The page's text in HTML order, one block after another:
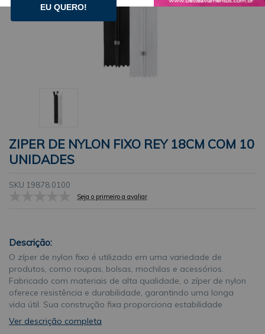
ZIPER DE NYLON FIXO REY 18CM COM 10
UNIDADES
SKU 19878.0100
Seja o primeiro a avaliar
Descrição:
O zíper de nylon fixo é utilizado em uma variedade de
produtos, como roupas, bolsas, mochilas e acessórios.
Fabricado com materiais de alta qualidade, o zíper de nylon
oferece resistência e durabilidade, garantindo uma longa
vida útil. Sua construção fixa proporciona estabilidade
durante o uso, evitando deslizamentos
indesejados.Informações técnicasMarca: Rey Modelo: Nylon
Ver descrição completa
EU QUERO!